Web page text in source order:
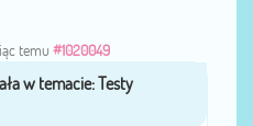
temu #1020049